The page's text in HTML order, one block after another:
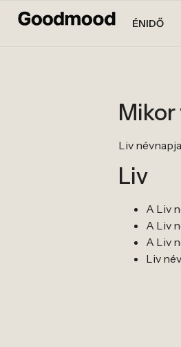
ÉNIDŐ
Mikor
Liv
Liv
A Liv
A Liv
A Liv
Liv